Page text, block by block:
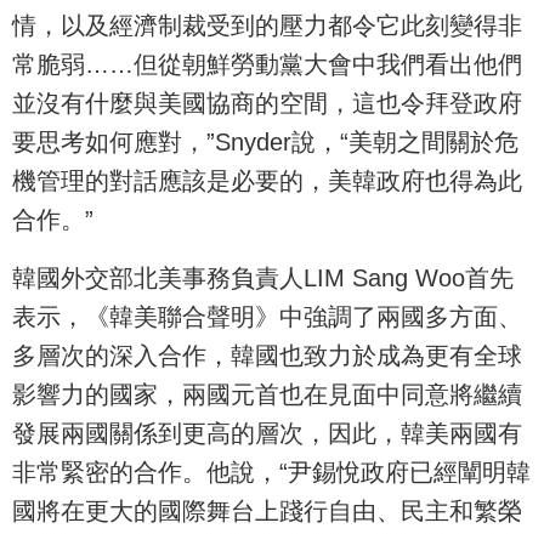
情，以及經濟制裁受到的壓力都令它此刻變得非
常脆弱……但從朝鮮勞動黨大會中我們看出他們
並沒有什麼與美國協商的空間，這也令拜登政府
要思考如何應對，”Snyder說，“美朝之間關於危
機管理的對話應該是必要的，美韓政府也得為此
合作。”
韓國外交部北美事務負責人LIM Sang Woo首先
表示，《韓美聯合聲明》中強調了兩國多方面、
多層次的深入合作，韓國也致力於成為更有全球
影響力的國家，兩國元首也在見面中同意將繼續
發展兩國關係到更高的層次，因此，韓美兩國有
非常緊密的合作。他說，“尹錫悅政府已經闡明韓
國將在更大的國際舞台上踐行自由、民主和繁榮